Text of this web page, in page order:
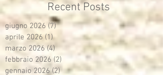
Recent Posts
giugno 2026 (7)7 post
aprile 2026 (1)1 post
marzo 2026 (4)4 post
febbraio 2026 (2) 2 post
gennaio 2026 (2)2 post